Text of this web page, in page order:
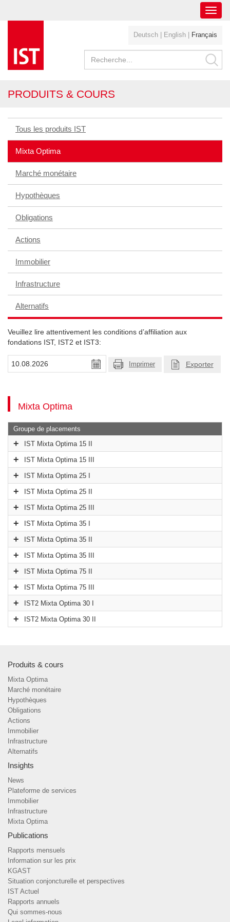
Deutsch English Français
PRODUITS & COURS
Tous les produits IST
Mixta Optima
Marché monétaire
Hypothèques
Obligations
Actions
Immobilier
Infrastructure
Alternatifs
Veuillez lire attentivement les conditions d’affiliation aux
fondations IST, IST2 et IST3:
Imprimer Exporter
Mixta Optima
Groupe de placements
IST Mixta Optima 15 II
IST Mixta Optima 15 III
IST Mixta Optima 25 I
IST Mixta Optima 25 II
IST Mixta Optima 25 III
IST Mixta Optima 35 I
IST Mixta Optima 35 II
IST Mixta Optima 35 III
IST Mixta Optima 75 II
IST Mixta Optima 75 III
IST2 Mixta Optima 30 I
IST2 Mixta Optima 30 II
Produits & cours
Mixta Optima
Marché monétaire
Hypothèques
Obligations
Actions
Immobilier
Infrastructure
Alternatifs
Insights
News
Plateforme de services
Immobilier
Infrastructure
Mixta Optima
Publications
Rapports mensuels
Information sur les prix
KGAST
Situation conjoncturelle et perspectives
IST Actuel
Rapports annuels
Qui sommes-nous